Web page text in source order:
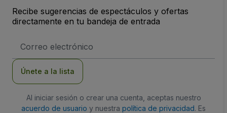
Recibe sugerencias de espectáculos y ofertas
directamente en tu bandeja de entrada
de
Únete a la lista
Al iniciar sesión o crear una cuenta, aceptas nuestro
acuerdo de usuario y nuestra política de privacidad. Es